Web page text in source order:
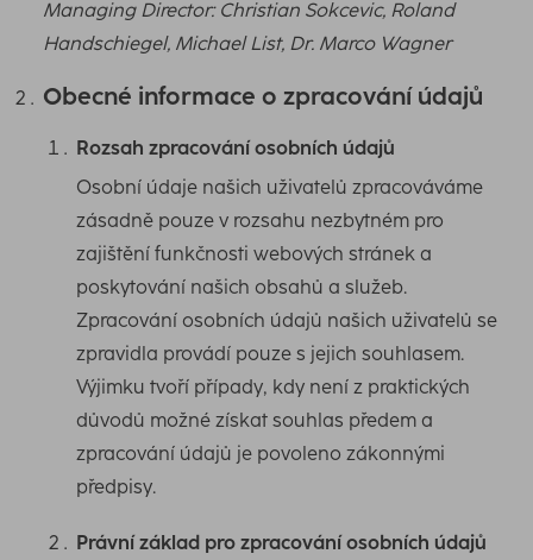
Managing Director: Christian Sokcevic, Roland
Handschiegel, Michael List, Dr. Marco Wagner
Obecné informace o zpracování údajů
Rozsah zpracování osobních údajů
Osobní údaje našich uživatelů zpracováváme
zásadně pouze v rozsahu nezbytném pro
zajištění funkčnosti webových stránek a
poskytování našich obsahů a služeb.
Zpracování osobních údajů našich uživatelů se
zpravidla provádí pouze s jejich souhlasem.
Výjimku tvoří případy, kdy není z praktických
důvodů možné získat souhlas předem a
zpracování údajů je povoleno zákonnými
předpisy.
Právní základ pro zpracování osobních údajů